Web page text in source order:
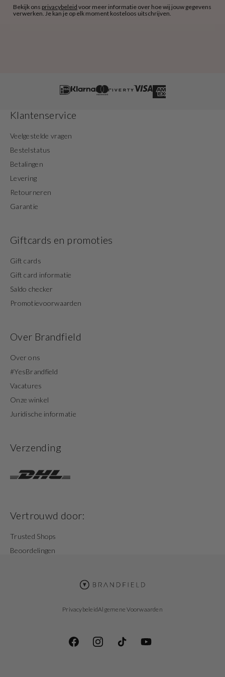
Bekijk ons privacybeleid voor meer informatie over hoe wij jouw gegevens
verwerken. Je kan je op elk moment kosteloos uitschrijven.
Klantenservice
Veelgestelde vragen
Bestelstatus
Betalingen
Levering
Retourneren
Garantie
Giftcards en promoties
Gift cards
Gift card informatie
Saldo checker
Promotievoorwaarden
Over Brandfield
Over ons
#YesBrandfield
Vacatures
Onze winkel
Juridische informatie
Verzending
Vertrouwd door:
Trusted Shops
Beoordelingen
PrivacybeleidAlgemene Voorwaarden
FacebookInstagramTikTok YouTube